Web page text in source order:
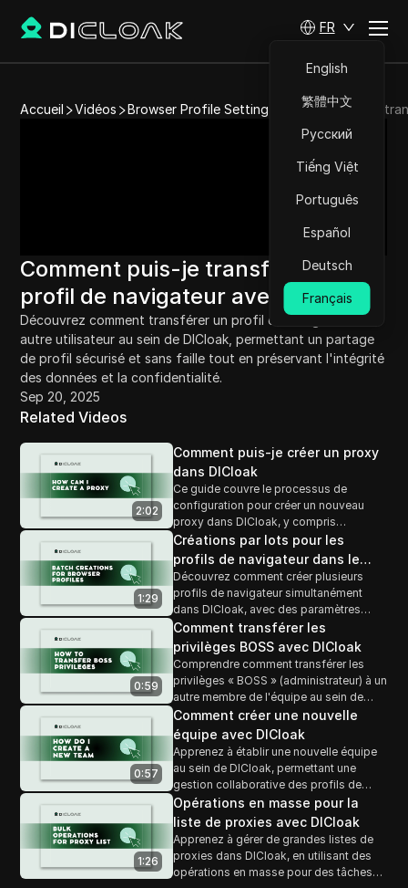
FR
English
繁體中文
Русский
Tiếng Việt
Português
Español
Deutsch
Français
Accueil Vidéos Browser Profile Setting Comment puis-je
Comment puis-je transférer le
profil de navigateur avec DICloak
Découvrez comment transférer un profil de navigateur à un
autre utilisateur au sein de DICloak, permettant un partage
de profil sécurisé et sans faille tout en préservant l'intégrité
des données et la confidentialité.
Sep 20, 2025
Related Videos
2:02
Comment puis-je créer un proxy
dans DICloak
Ce guide couvre le processus de
configuration pour créer un nouveau
proxy dans DICloak, y compris
comment sélectionner les types de
proxy et personnaliser les paramètres
pour répondre à vos préférences de
navigation et de sécurité.
1:29
Créations par lots pour les
profils de navigateur dans le
navigateur DICloak
Découvrez comment créer plusieurs
profils de navigateur simultanément
dans DICloak, avec des paramètres
personnalisables pour optimiser chaque
profil pour des tâches ou des projets
spécifiques.
0:59
Comment transférer les
privilèges BOSS avec DICloak
Comprendre comment transférer les
privilèges « BOSS » (administrateur) à un
autre membre de l'équipe au sein de
DICloak, permettant des transitions
fluides et des changements de rôle sans
compromettre la sécurité de l'équipe.
0:57
Comment créer une nouvelle
équipe avec DICloak
Apprenez à établir une nouvelle équipe
au sein de DICloak, permettant une
gestion collaborative des profils de
navigateur, des paramètres de proxy et
des configurations de groupe.
1:26
Opérations en masse pour la
liste de proxies avec DICloak
Apprenez à gérer de grandes listes de
proxies dans DICloak, en utilisant des
opérations en masse pour des tâches